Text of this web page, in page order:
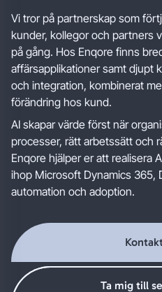
Vi tror på partnerskap som
kunder, kollegor och partners
på gång. Hos Enqore finns
affärsapplikationer samt djupt
och integration, kombinerat
förändring hos kund.
AI skapar värde först när
processer, rätt arbetssätt och
Enqore hjälper er att realisera
ihop Microsoft Dynamics 365,
automation och adoption.
Ta mig till